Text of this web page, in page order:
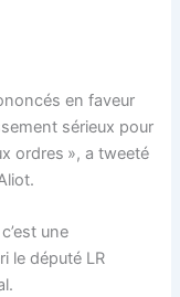
en faveur
sérieux pour
ordres », a tweeté
une
le député LR